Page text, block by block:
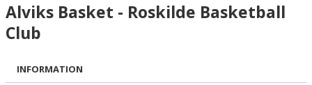
BILDGALLERI
Alviks Basket - Roskilde Basketball
Club
INFORMATION